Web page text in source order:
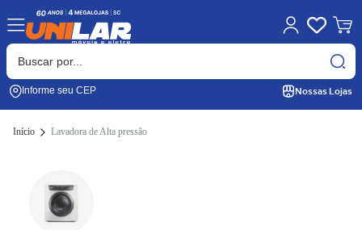
Informe seu CEP Nossas Lojas
Início Lavadora de Alta pressão